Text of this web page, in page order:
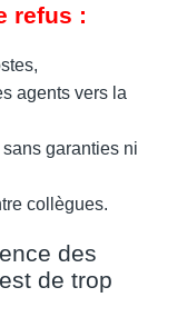
refus :
agents vers la
garanties ni
collègues.
des
de trop